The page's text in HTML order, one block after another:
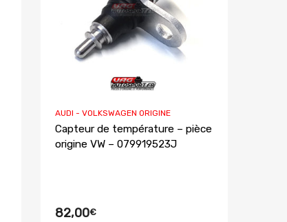
AUDI - VOLKSWAGEN ORIGINE
Capteur de température – pièce
origine VW – 079919523J
82,00€